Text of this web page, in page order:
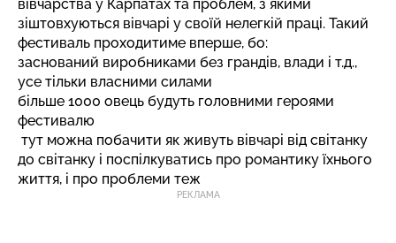
вівчарства у Карпатах та проблем, з якими
зіштовхуються вівчарі у своїй нелегкій праці. Такий
фестиваль проходитиме вперше, бо:
заснований виробниками без грандів, влади і т.д.,
усе тільки власними силами
більше 1000 овець будуть головними героями
фестивалю
тут можна побачити як живуть вівчарі від світанку
до світанку і поспілкуватись про романтику їхнього
життя, і про проблеми теж
РЕКЛАМА